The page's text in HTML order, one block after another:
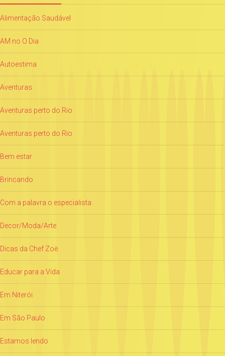
Alimentação Saudável
AM no O Dia
Autoestima
Aventuras
Aventuras perto do Rio
Aventuras perto do Rio
Bem estar
Brincando
Com a palavra o especialista
Decor/Moda/Arte
Dicas da Chef Zoë
Educar para a Vida
Em Niterói
Em São Paulo
Estamos lendo